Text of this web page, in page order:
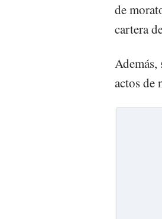
de
cartera
Además,
actos de